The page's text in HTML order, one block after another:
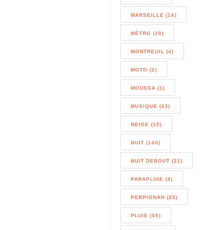
MARSEILLE (16)
MÉTRO (20)
MONTREUIL (4)
MOTO (2)
MOUSSA (1)
MUSIQUE (33)
NEIGE (15)
NUIT (140)
NUIT DEBOUT (21)
PARAPLUIE (3)
PERPIGNAN (25)
PLUIE (55)